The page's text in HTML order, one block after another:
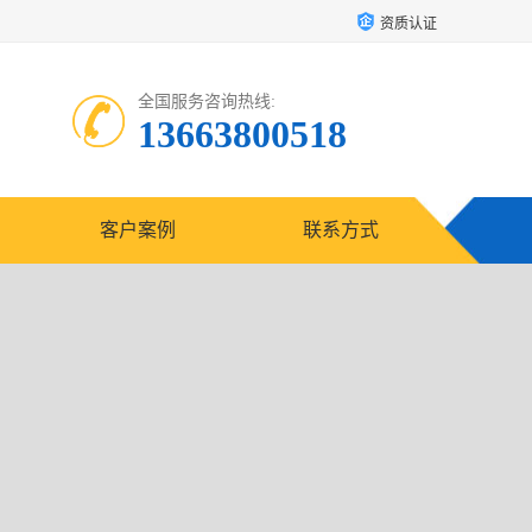
资质认证
全国服务咨询热线:
13663800518
客户案例 联系方式